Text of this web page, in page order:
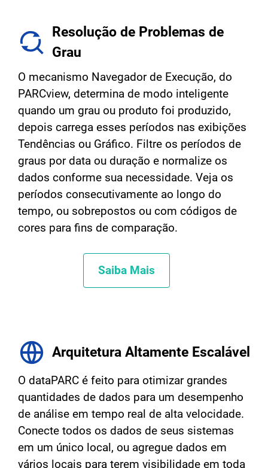
Resolução de Problemas de
Grau
O mecanismo Navegador de Execução, do
PARCview, determina de modo inteligente
quando um grau ou produto foi produzido,
depois carrega esses períodos nas exibições
Tendências ou Gráfico. Filtre os períodos de
graus por data ou duração e normalize os
dados conforme sua necessidade. Veja os
períodos consecutivamente ao longo do
tempo, ou sobrepostos ou com códigos de
cores para fins de comparação.
Saiba Mais
Arquitetura Altamente Escalável
O dataPARC é feito para otimizar grandes
quantidades de dados para um desempenho
de análise em tempo real de alta velocidade.
Conecte todos os dados de seus sistemas
em um único local, ou agregue dados em
vários locais para terem visibilidade em toda